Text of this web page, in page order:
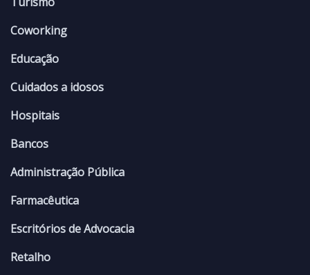
Coworking
Educação
Cuidados a idosos
Hospitais
Bancos
Administração Pública
Farmacêutica
Escritórios de Advocacia
Retalho